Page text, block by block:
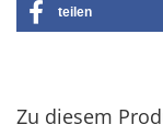
teilen
Zu diesem